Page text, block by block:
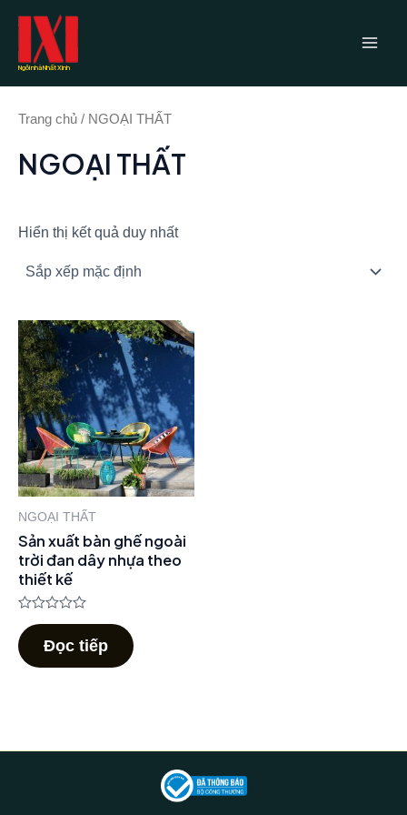
nội
dung
Ngôi nhà Nhất Xinh
Trang chủ / NGOẠI THẤT
NGOẠI THẤT
Hiển thị kết quả duy nhất
NGOẠI THẤT
Sản xuất bàn ghế ngoài
trời đan dây nhựa theo
thiết kế
Được
xếp
hạng
0
Đọc tiếp